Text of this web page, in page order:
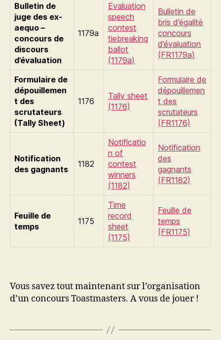
Bulletin de
juge des ex-
aequo –
concours de
discours
d’évaluation
1179a
Evaluation
speech
contest
tiebreaking
ballot
(1179a)
Bulletin de
bris d’égalité
concours
d’évaluation
(FR1179a)
Formulaire de
dépouillemen
t des
scrutateurs
(Tally Sheet)
1176
Tally sheet
(1176)
Formulaire de
dépouillemen
t des
scrutateurs
(FR1176)
Notification
des gagnants
1182
Notificatio
n of
contest
winners
(1182)
Notification
des
gagnants
(FR1182)
Feuille de
temps
1175
Time
record
sheet
(1175)
Feuille de
temps
(FR1175)
Vous savez tout maintenant sur l’organisation
d’un concours Toastmasters. A vous de jouer !